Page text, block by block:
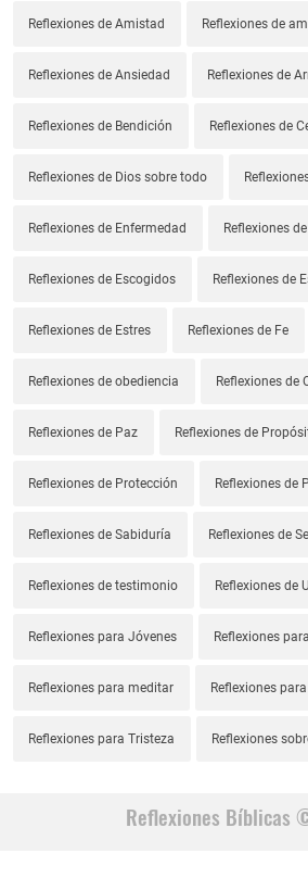
Reflexiones de Amistad Reflexiones de
Reflexiones de Ansiedad Reflexiones de
Reflexiones de Bendición Reflexiones de
Reflexiones de Dios sobre todo
Reflexiones de Enfermedad Reflexiones
Reflexiones de Escogidos Reflexiones de
Reflexiones de Estres Reflexiones de Fe
Reflexiones de obediencia Reflexiones de
Reflexiones de Paz Reflexiones de
Reflexiones de Protección Reflexiones de
Reflexiones de Sabiduría Reflexiones de
Reflexiones de testimonio Reflexiones de
Reflexiones para Jóvenes Reflexiones
Reflexiones para meditar Reflexiones
Reflexiones para Tristeza Reflexiones
Reflexiones Bíblicas